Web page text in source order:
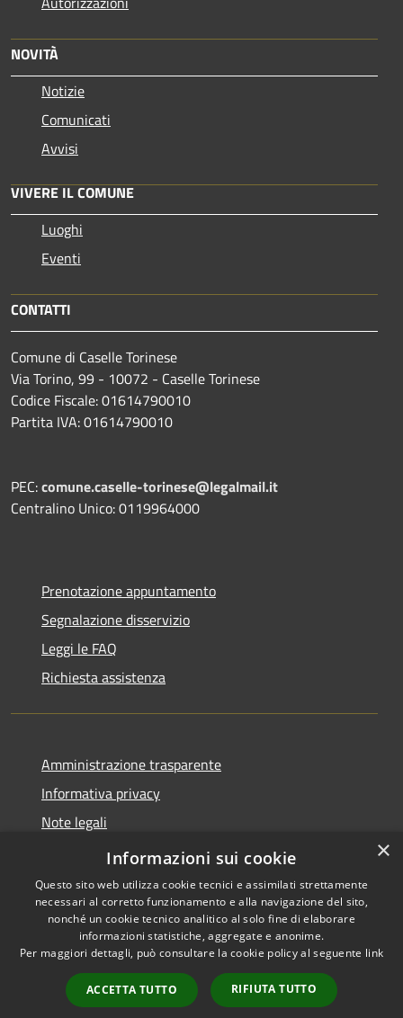
NOVITÀ
Notizie
Comunicati
Avvisi
VIVERE IL COMUNE
Luoghi
Eventi
CONTATTI
Comune di Caselle Torinese
Via Torino, 99 - 10072 - Caselle Torinese
Codice Fiscale: 01614790010
Partita IVA: 01614790010
PEC:comune.caselle-torinese@legalmail.it
Centralino Unico: 0119964000
Prenotazione appuntamento
Segnalazione disservizio
Leggi le FAQ
Richiesta assistenza
Amministrazione trasparente
Informativa privacy
Note legali
dichiarazione di accessibilità
Accessibilità
Copyright © 2026 • Comune di
Caselle Torinese • Powered by
Municipium•
Accesso
redazione
×
Informazioni sui cookie
Questo sito web utilizza cookie tecnici e assimilati strettamente
necessari al corretto funzionamento e alla navigazione del sito,
nonché un cookie tecnico analitico al solo fine di elaborare
informazioni statistiche, aggregate e anonime.
Per maggiori dettagli, può consultare la cookie policy al seguente link
ACCETTA TUTTO RIFIUTA TUTTO